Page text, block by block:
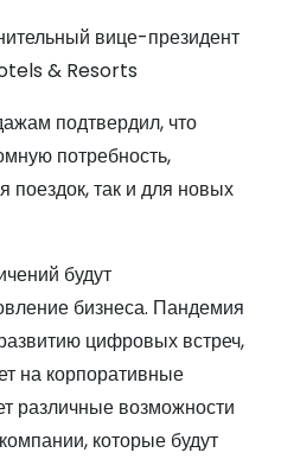
вице-президент
& Resorts
подтвердил, что
потребность,
поездок, так и для новых
будут
бизнеса. Пандемия
цифровых встреч,
на корпоративные
различные возможности
которые будут